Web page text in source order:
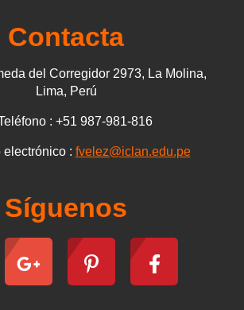
Contacta
del Corregidor 2973, La Molina,
Lima, Perú
: +51 987-981-816
electrónico : fvelez@iclan.edu.pe
Síguenos